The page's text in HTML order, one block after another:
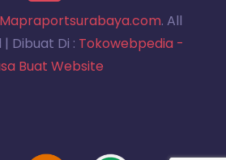
Mapraportsurabaya.com. All
Dibuat Di : Tokowebpedia -
Buat Website